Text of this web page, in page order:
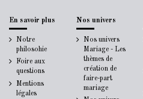
En savoir plus
Notre
philosohie
Foire aux
questions
Mentions
légales
Nos univers
Nos univers
Mariage - Les
thèmes de
création de
faire-part
mariage